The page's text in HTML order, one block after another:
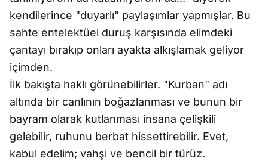
kendilerince "duyarlı" paylaşımlar yapmışlar. Bu
sahte entelektüel duruş karşısında elimdeki
çantayı bırakıp onları ayakta alkışlamak geliyor
içimden.
İlk bakışta haklı görünebilirler. "Kurban" adı
altında bir canlının boğazlanması ve bunun bir
bayram olarak kutlanması insana çelişkili
gelebilir, ruhunu berbat hissettirebilir. Evet,
kabul edelim; vahşi ve bencil bir türüz.